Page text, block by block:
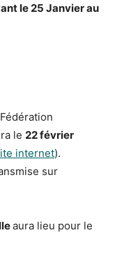
le 25 Janvier au
le 22 février
internet).
sur
aura lieu pour le